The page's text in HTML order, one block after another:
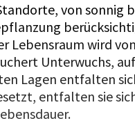
von sonnig
Lebensraum wird
Unterwuchs,
Lagen entfalten
entfalten sie